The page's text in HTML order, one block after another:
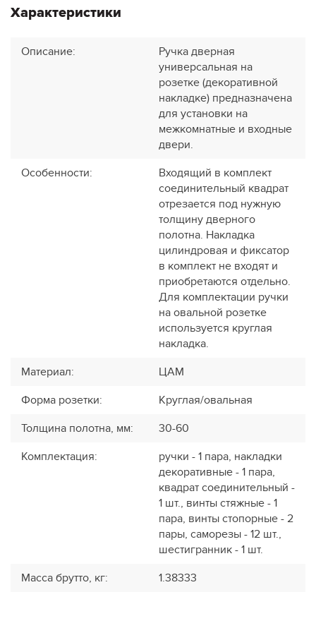
Характеристики
Описание:
Ручка дверная
универсальная на
розетке (декоративной
накладке) предназначена
для установки на
межкомнатные и входные
двери.
Особенности:
Входящий в комплект
соединительный квадрат
отрезается под нужную
толщину дверного
полотна. Накладка
цилиндровая и фиксатор
в комплект не входят и
приобретаются отдельно.
Для комплектации ручки
на овальной розетке
используется круглая
накладка.
Материал:
ЦАМ
Форма розетки:
Круглая/овальная
Толщина полотна, мм:
30-60
Комплектация:
ручки - 1 пара, накладки
декоративные - 1 пара,
квадрат соединительный -
1 шт., винты стяжные - 1
пара, винты стопорные - 2
пары, саморезы - 12 шт.,
шестигранник - 1 шт.
Масса брутто, кг: 1.38333